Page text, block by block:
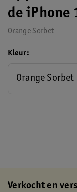
de iPhone
Orange Sorbet
Kleur
Orange Sorbet
Verkocht en